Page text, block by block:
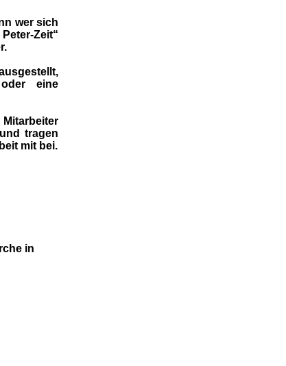
wer sich
Zeit“
eine
tragen
mit bei.
in